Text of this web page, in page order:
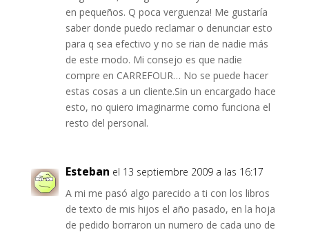
en pequeños. Q poca verguenza! Me gustaría
saber donde puedo reclamar o denunciar esto
para q sea efectivo y no se rian de nadie más
de este modo. Mi consejo es que nadie
compre en CARREFOUR… No se puede hacer
estas cosas a un cliente.Sin un encargado hace
esto, no quiero imaginarme como funciona el
resto del personal.
Esteban el 13 septiembre 2009 a las 16:17
A mi me pasó algo parecido a ti con los libros
de texto de mis hijos el año pasado, en la hoja
de pedido borraron un numero de cada uno de